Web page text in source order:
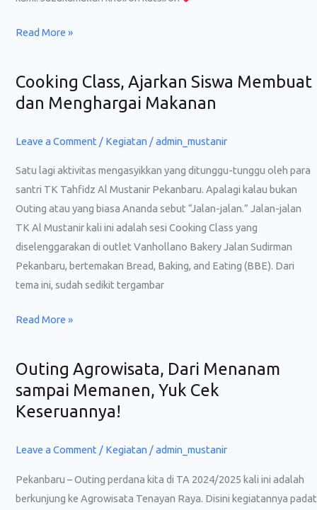
Read More »
Cooking Class, Ajarkan Siswa Membuat
dan Menghargai Makanan
Leave a Comment / Kegiatan /admin_mustanir
Satu lagi aktivitas mengasyikkan yang ditunggu-tunggu oleh para
santri TK Tahfidz Al Mustanir Pekanbaru. Apalagi kalau bukan
Outing atau yang biasa Ananda sebut “Jalan-jalan.” Jalan-jalan
TK Al Mustanir kali ini adalah sesi Cooking Class yang
diselenggarakan di outlet Vanhollano Bakery Jalan Sudirman
Pekanbaru, bertemakan Bread, Baking, and Eating (BBE). Dari
tema ini, sudah sedikit tergambar
Cooking
Class,
Siswa
dan
Menghargai
Makanan
Read More »
Outing Agrowisata, Dari Menanam
sampai Memanen, Yuk Cek
Keseruannya!
Leave a Comment / Kegiatan /admin_mustanir
Pekanbaru – Outing perdana kita di TA 2024/2025 kali ini adalah
berkunjung ke Agrowisata Tenayan Raya. Disini kegiatannya padat
Outing
Agrowisata,
Dari
Yuk
Cek